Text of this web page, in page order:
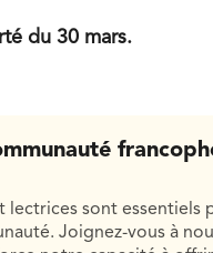
du 30 mars.
lectrices sont
Joignez-vous à